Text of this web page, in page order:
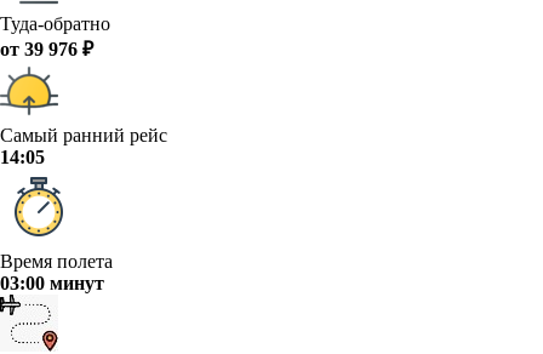
Туда-обратно
от 39 976 ₽
Самый ранний рейс
14:05
Время полета
03:00 минут